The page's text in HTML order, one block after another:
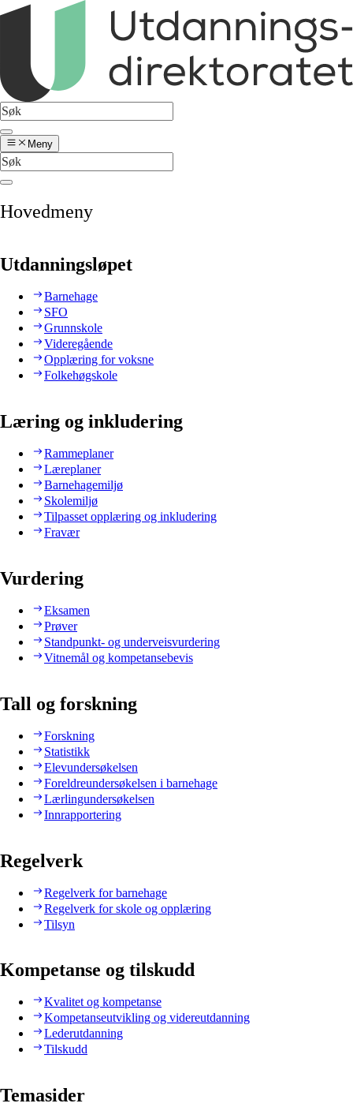
Meny
Hovedmeny
Utdanningsløpet
Barnehage
SFO
Grunnskole
Videregående
Opplæring for voksne
Folkehøgskole
Læring og inkludering
Rammeplaner
Læreplaner
Barnehagemiljø
Skolemiljø
Tilpasset opplæring og inkludering
Fravær
Vurdering
Eksamen
Prøver
Standpunkt- og underveisvurdering
Vitnemål og kompetansebevis
Tall og forskning
Forskning
Statistikk
Elevundersøkelsen
Foreldreundersøkelsen i barnehage
Lærlingundersøkelsen
Innrapportering
Regelverk
Regelverk for barnehage
Regelverk for skole og opplæring
Tilsyn
Kompetanse og tilskudd
Kvalitet og kompetanse
Kompetanseutvikling og videreutdanning
Lederutdanning
Tilskudd
Temasider